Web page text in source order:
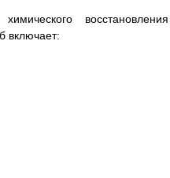
восстановления
включает: